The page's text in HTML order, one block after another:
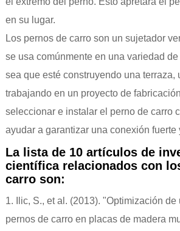
en su lugar.
Los pernos de carro son un sujetador
se usa comúnmente en una variedad
sea que esté construyendo una terraza,
trabajando en un proyecto de
seleccionar e instalar el perno de carro
ayudar a garantizar una conexión fuerte
La lista de 10 artículos de
científica relacionados con
carro son:
1. Ilic, S., et al. (2013). "Optimización
pernos de carro en placas de madera